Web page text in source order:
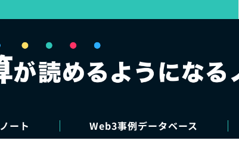
ート Web3事例データベース